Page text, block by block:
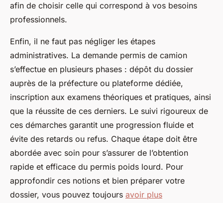
afin de choisir celle qui correspond à vos besoins
professionnels.
Enfin, il ne faut pas négliger les étapes
administratives. La demande permis de camion
s’effectue en plusieurs phases : dépôt du dossier
auprès de la préfecture ou plateforme dédiée,
inscription aux examens théoriques et pratiques, ainsi
que la réussite de ces derniers. Le suivi rigoureux de
ces démarches garantit une progression fluide et
évite des retards ou refus. Chaque étape doit être
abordée avec soin pour s’assurer de l’obtention
rapide et efficace du permis poids lourd. Pour
approfondir ces notions et bien préparer votre
dossier, vous pouvez toujours avoir plus